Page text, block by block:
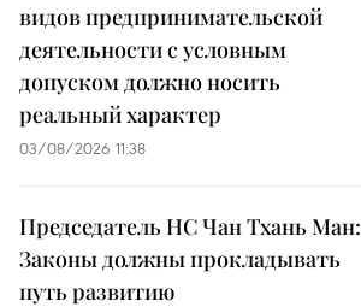
видов предпринимательской
деятельности с условным
допуском должно носить
реальный характер
03/08/2026 11:38
Председатель НС Чан Тхань Ман:
Законы должны прокладывать
путь развитию